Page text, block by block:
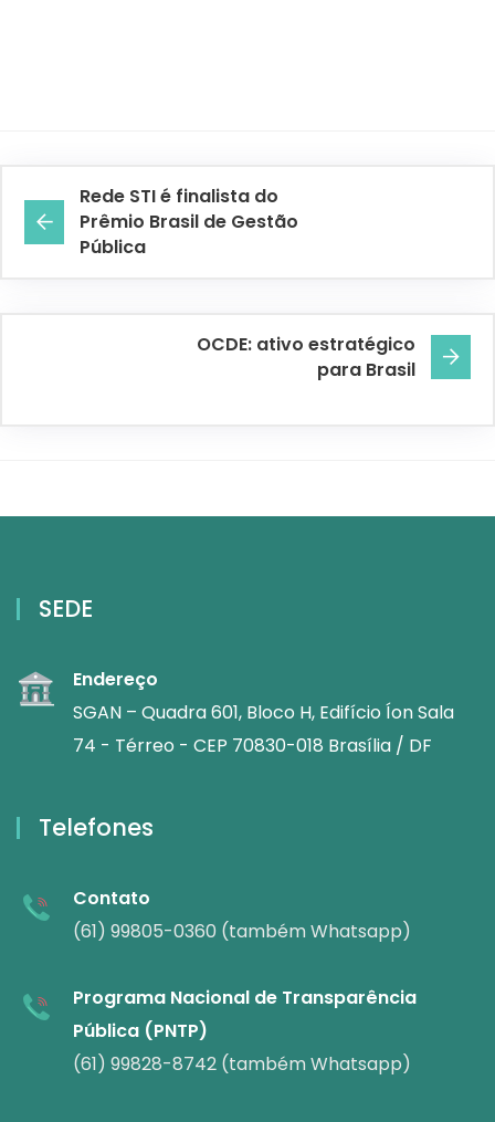
Rede STI é finalista do
Prêmio Brasil de Gestão
Pública
OCDE: ativo estratégico
para Brasil
SEDE
Endereço
SGAN – Quadra 601, Bloco H, Edifício Íon Sala
74 - Térreo - CEP 70830-018 Brasília / DF
Telefones
Contato
(61) 99805-0360 (também Whatsapp)
Programa Nacional de Transparência
Pública (PNTP)
(61) 99828-8742 (também Whatsapp)